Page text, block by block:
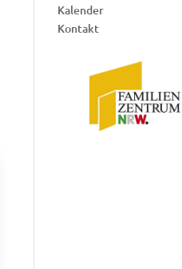
Kalender
Kontakt